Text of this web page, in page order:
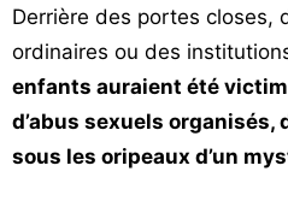
Derrière des portes closes,
ordinaires ou des
enfants auraient été
d’abus sexuels organisés,
sous les oripeaux d’un